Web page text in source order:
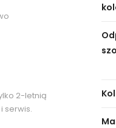
2-letnią
serwis.